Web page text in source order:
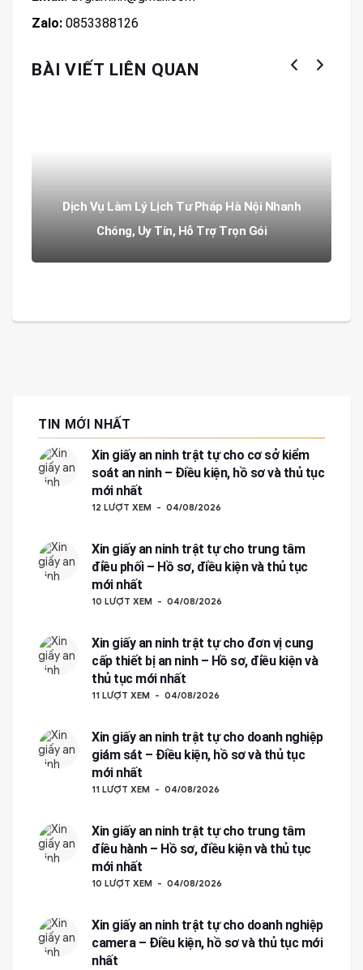
Zalo: 0853388126
BÀI VIẾT LIÊN QUAN
Dịch Vụ Làm Lý Lịch Tư Pháp Hà Nội Nhanh
Chóng, Uy Tín, Hỗ Trợ Trọn Gói
TIN MỚI NHẤT
Xin giấy an ninh trật tự cho cơ sở kiểm
soát an ninh – Điều kiện, hồ sơ và thủ tục
mới nhất
12 LƯỢT XEM 04/08/2026
Xin giấy an ninh trật tự cho trung tâm
điều phối – Hồ sơ, điều kiện và thủ tục
mới nhất
10 LƯỢT XEM 04/08/2026
Xin giấy an ninh trật tự cho đơn vị cung
cấp thiết bị an ninh – Hồ sơ, điều kiện và
thủ tục mới nhất
11 LƯỢT XEM 04/08/2026
Xin giấy an ninh trật tự cho doanh nghiệp
giám sát – Điều kiện, hồ sơ và thủ tục
mới nhất
11 LƯỢT XEM 04/08/2026
Xin giấy an ninh trật tự cho trung tâm
điều hành – Hồ sơ, điều kiện và thủ tục
mới nhất
10 LƯỢT XEM 04/08/2026
Xin giấy an ninh trật tự cho doanh nghiệp
camera – Điều kiện, hồ sơ và thủ tục mới
nhất